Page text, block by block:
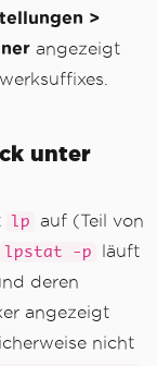
>
angezeigt
unter
lp
auf (Teil von
lpstat -p
läuft
deren
angezeigt
nicht